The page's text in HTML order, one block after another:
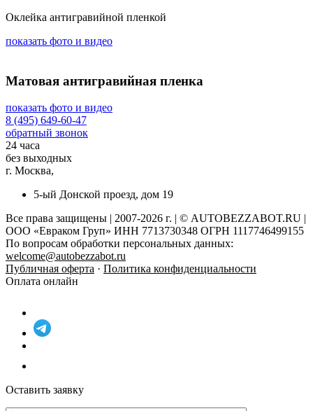
Оклейка антигравийной пленкой
показать фото и видео
Матовая антигравийная пленка
показать фото и видео
8 (495) 649-60-47
обратный звонок
24 часа
без выходных
г. Москва,
5-ый Донской проезд, дом 19
Все права защищены | 2007-2026 г. | © AUTOBEZZABOT.RU |
ООО «Евраком Груп» ИНН 7713730348 ОГРН 1117746499155
По вопросам обработки персональных данных:
welcome@autobezzabot.ru
Публичная оферта · Политика конфиденциальности
Оплата онлайн
Оставить заявку